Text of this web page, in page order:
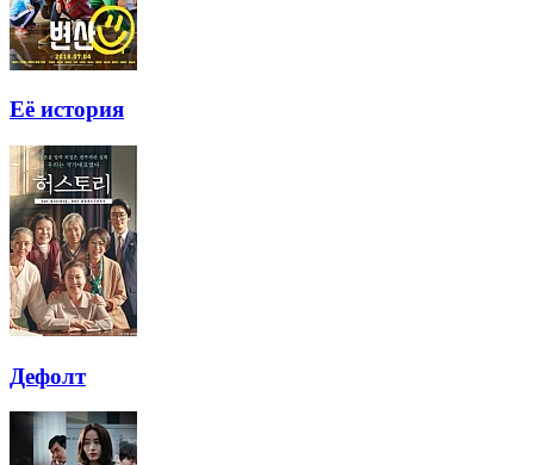
Её история
Дефолт